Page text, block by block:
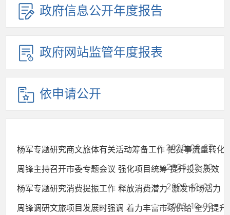
政府信息公开年度报告
政府网站监管年度报表
依申请公开
杨军专题研究商文旅体有关活动筹备工作 把赛事流量转化
2026-03-27
周锋主持召开市委专题会议 强化项目统筹 提升投资质效
2025-12-30
杨军专题研究消费提振工作 释放消费潜力 激发市场活力
2025-12-02
周锋调研文旅项目发展时强调 着力丰富市场供给 全力提升
2025-10-09